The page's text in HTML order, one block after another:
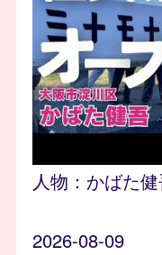
人物： かばた
2026-08-09